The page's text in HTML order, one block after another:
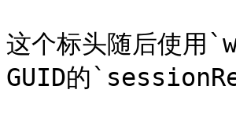
这个标头随后使用
GUID的